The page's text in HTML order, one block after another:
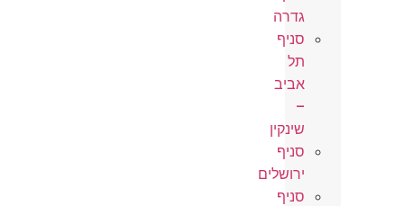
גדרה
סניף
תל
אביב
–
שינקין
סניף
ירושלים
סניף